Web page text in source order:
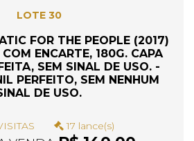
LOTE 30
FOR THE PEOPLE (2017)
ENCARTE, 180G. CAPA
SEM SINAL DE USO. -
PERFEITO, SEM NENHUM
DE USO.
17 lance(s)